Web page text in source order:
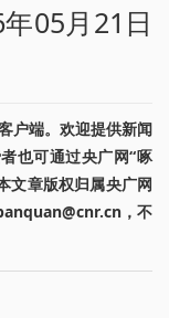
05月21日
户端。欢迎提供新闻
也可通过央广网“啄
文章版权归属央广网
，不